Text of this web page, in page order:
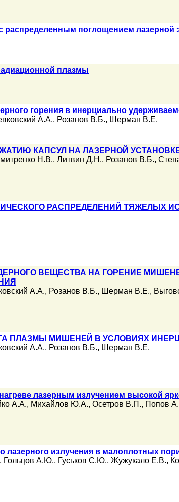
поглощением лазерной
плазмы
горения в инерциально
А.А., Розанов В.Б., Шерман В.Е.
КАПСУЛ НА ЛАЗЕРНОЙ УСТАНОВКЕ
Н.В., Литвин Д.Н., Розанов В.Б.,
РАСПРЕДЕЛЕНИЙ ТЯЖЕЛЫХ
ВЕЩЕСТВА НА ГОРЕНИЕ
А.А., Розанов В.Б., Шерман В.Е.,
ПЛАЗМЫ МИШЕНЕЙ В УСЛОВИЯХ
А.А., Розанов В.Б., Шерман В.Е.
лазерным излучением высокой
А.А., Михайлов Ю.А., Осетров В.П., Попов
излучения в малоплотных
, Гольцов А.Ю., Гуськов С.Ю., Жужукало Е.В.,